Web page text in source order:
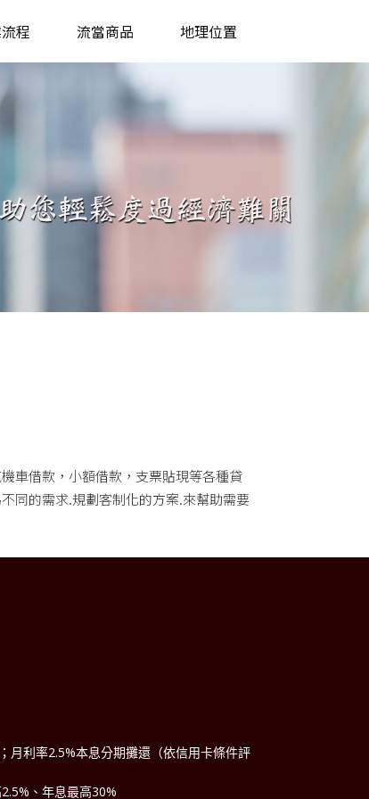
程 流當商品 地理位置
車借款，小額借款，支票貼現等各種貸
同的需求.規劃客制化的方案.來幫助需要
月利率2.5%本息分期攤還（依信用卡條件評
、年息最高30%